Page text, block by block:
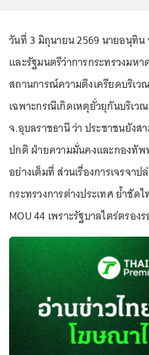
วันที่ 3 มิถุนายน 2569 นายอนุทิ
และรัฐมนตรีว่าการกระทรวงมห
สถานการณ์ความตึงเครียดบริเ
เฉพาะกรณีเกิดเหตุยั่วยุกันบริเ
จ.อุบลราชธานี ว่า ประชาชนยังส
ปกติ ฝ่ายความมั่นคงและกองทั
อย่างเต็มที่ ส่วนเรื่องการเจรจา
กระทรวงการต่างประเทศ ย้ำชัด
MOU 44 เพราะรัฐบาลไตร่ตรอง